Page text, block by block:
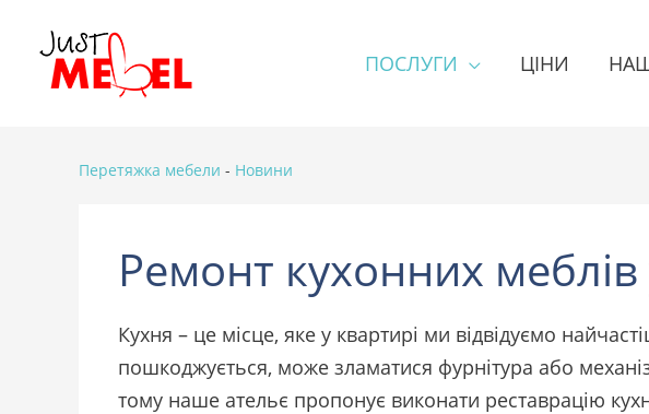
ПОСЛУГИ ЦІНИ
Перетяжка мебели - Новини
Ремонт кухонних меблів
Кухня – це місце, яке у квартирі ми відвідуємо
пошкоджується, може зламатися фурнітура або
тому наше ательє пропонує виконати реставрацію